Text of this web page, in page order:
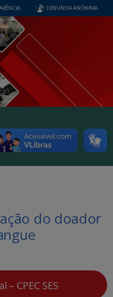
DENUNCIA ANÔNIMA
do doador
– CPEC SES